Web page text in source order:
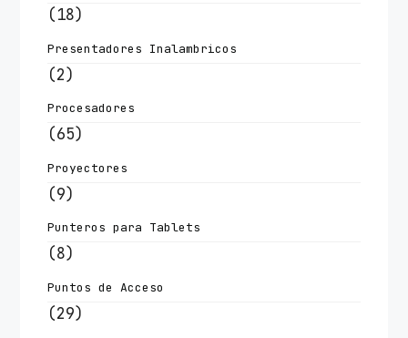
(18)
Presentadores Inalambricos
(2)
Procesadores
(65)
Proyectores
(9)
Punteros para Tablets
(8)
Puntos de Acceso
(29)